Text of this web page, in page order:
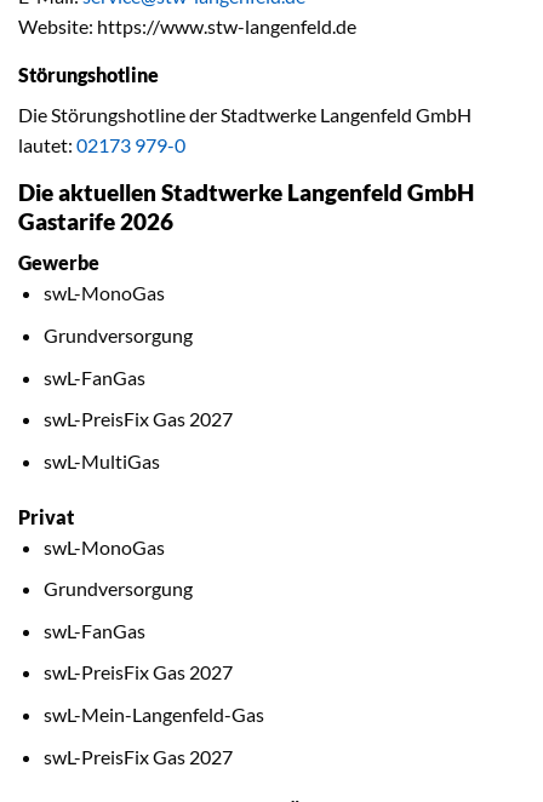
Website: https://www.stw-langenfeld.de
Störungshotline
Die Störungshotline der Stadtwerke Langenfeld GmbH
lautet: 02173 979-0
Die aktuellen Stadtwerke Langenfeld GmbH
Gastarife 2026
Gewerbe
swL-MonoGas
Grundversorgung
swL-FanGas
swL-PreisFix Gas 2027
swL-MultiGas
Privat
swL-MonoGas
Grundversorgung
swL-FanGas
swL-PreisFix Gas 2027
swL-Mein-Langenfeld-Gas
swL-PreisFix Gas 2027